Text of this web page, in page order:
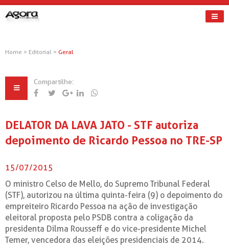
Home > Editorial > Geral
Compartilhe:
DELATOR DA LAVA JATO - STF autoriza
depoimento de Ricardo Pessoa no TRE-SP
15/07/2015
O ministro Celso de Mello, do Supremo Tribunal Federal
(STF), autorizou na última quinta-feira (9) o depoimento do
empreiteiro Ricardo Pessoa na ação de investigação
eleitoral proposta pelo PSDB contra a coligação da
presidenta Dilma Rousseff e do vice-presidente Michel
Temer, vencedora das eleições presidenciais de 2014.